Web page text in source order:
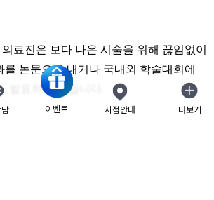
료진은 보다 나은 시술을 위해 끊임없이
를 논문으로 내거나 국내외 학술대회에
발표하고 있습니다.
닫기
이벤트 지점안내 더보기